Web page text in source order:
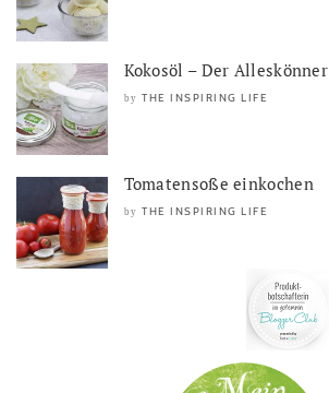
Kokosöl – Der Alleskönner
by THE INSPIRING LIFE
Tomatensoße einkochen
by THE INSPIRING LIFE